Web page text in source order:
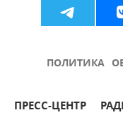
ПОЛИТИКА
ПРЕСС-ЦЕНТР